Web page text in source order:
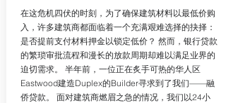
在这危机四伏的时刻，为了确保建筑材料以最低价购
入，许多建筑商都面临着一个充满艰难选择的抉择：
是否提前支付材料押金以锁定低价？ 然而，银行贷款
的繁琐审批流程和漫长的放款周期却难以满足业界的
迫切需求。 半年前，一位正在炙手可热的华人区
Eastwood建造Duplex的Builder寻求到了我们——融
侨贷款。 面对建筑商燃眉之急的情况，我们以24小